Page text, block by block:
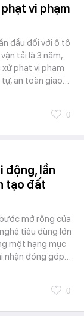
vi phạm
đầu đối với ô tô
tải là 3 năm,
phạt vi phạm
an toàn giao…
0
động, lần
tạo đất
mở rộng của
tiêu dùng lớn
một hạng mục
nhận đóng góp…
0